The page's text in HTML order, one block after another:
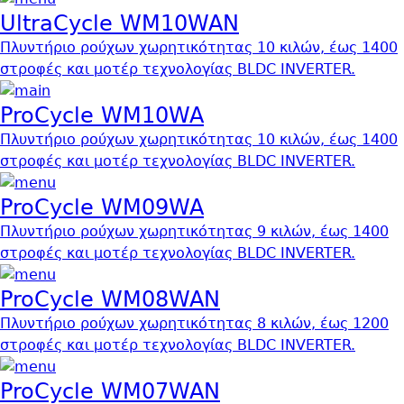
UltraCycle WM10WAN
Πλυντήριο ρούχων χωρητικότητας 10 κιλών, έως 1400
στροφές και μοτέρ τεχνολογίας BLDC INVERTER.
ProCycle WM10WA
Πλυντήριο ρούχων χωρητικότητας 10 κιλών, έως 1400
στροφές και μοτέρ τεχνολογίας BLDC INVERTER.
ProCycle WM09WA
Πλυντήριο ρούχων χωρητικότητας 9 κιλών, έως 1400
στροφές και μοτέρ τεχνολογίας BLDC INVERTER.
ProCycle WM08WAN
Πλυντήριο ρούχων χωρητικότητας 8 κιλών, έως 1200
στροφές και μοτέρ τεχνολογίας BLDC INVERTER.
ProCycle WM07WAN